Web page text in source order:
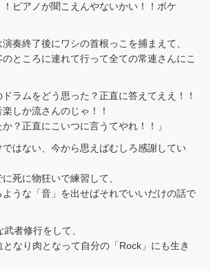
！ピアノが聞こえんやないかい！！ボケ
奏終了後にワシの首根っこを捕まえて、
ところに連れて行って全ての常連さんにこ
ドラムをどう思った？正直に答えてええ！！
しか流さんのじゃ！！
？正直にこいつに言うてやれ！！」
はない、今から思えばむしろ感謝してい
死に物狂いで練習して、
うな「音」を出せばそれでいいだけの話で
者修行をして、
なり肉となって自分の「Rock」にも生き